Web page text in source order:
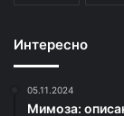
Интересно
05.11.2024
Мимоза: